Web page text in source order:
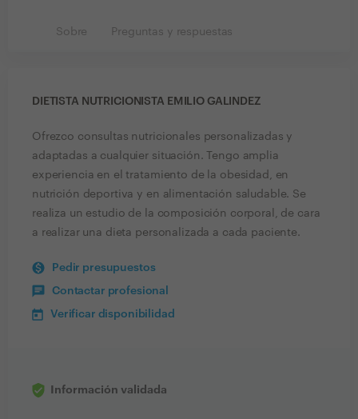
Sobre Preguntas y respuestas
DIETISTA NUTRICIONISTA EMILIO GALINDEZ
Ofrezco consultas nutricionales personalizadas y
adaptadas a cualquier situación. Tengo amplia
experiencia en el tratamiento de la obesidad, en
nutrición deportiva y en alimentación saludable. Se
realiza un estudio de la composición corporal, de cara
a realizar una dieta personalizada a cada paciente.
Pedir presupuestos
Contactar profesional
Verificar disponibilidad
Información validada